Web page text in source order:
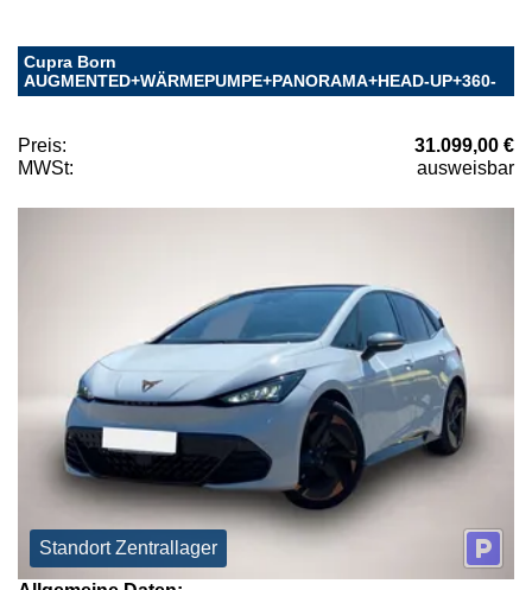
Cupra Born
AUGMENTED+WÄRMEPUMPE+PANORAMA+HEAD-UP+360-
Preis:
31.099,00 €
MWSt:
ausweisbar
Standort Zentrallager